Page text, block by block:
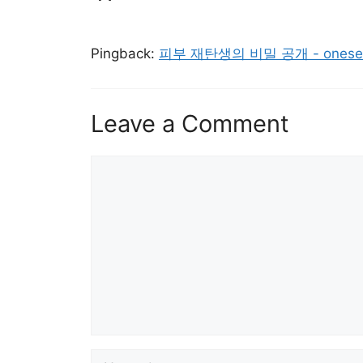
Pingback: 피부 재탄생의 비밀 공개 -
Leave a Comment